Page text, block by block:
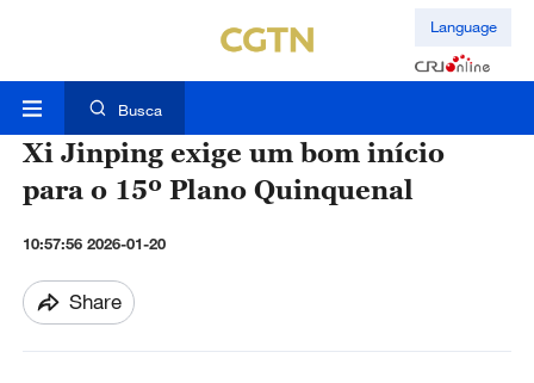
Language
Busca
Xi Jinping exige um bom início
para o 15º Plano Quinquenal
10:57:56 2026-01-20
Share